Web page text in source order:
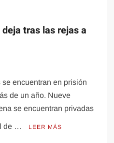
tras las rejas a
encuentran en prisión
de un año. Nueve
se encuentran privadas
de … LEER MÁS